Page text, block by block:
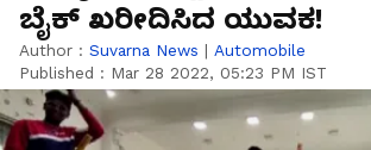
ಬೈಕ್ ಖರೀದಿಸಿದ ಯುವಕ!
Author : Suvarna News | Automobile
Published : Mar 28 2022, 05:23 PM IST